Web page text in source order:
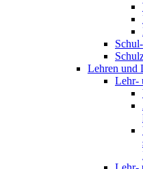
Lehren und
Lehr-